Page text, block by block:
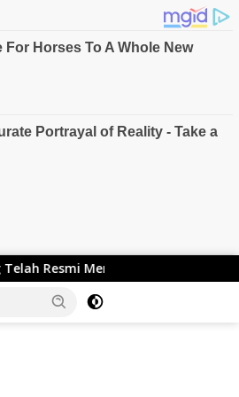
Gubernur Lemhanas